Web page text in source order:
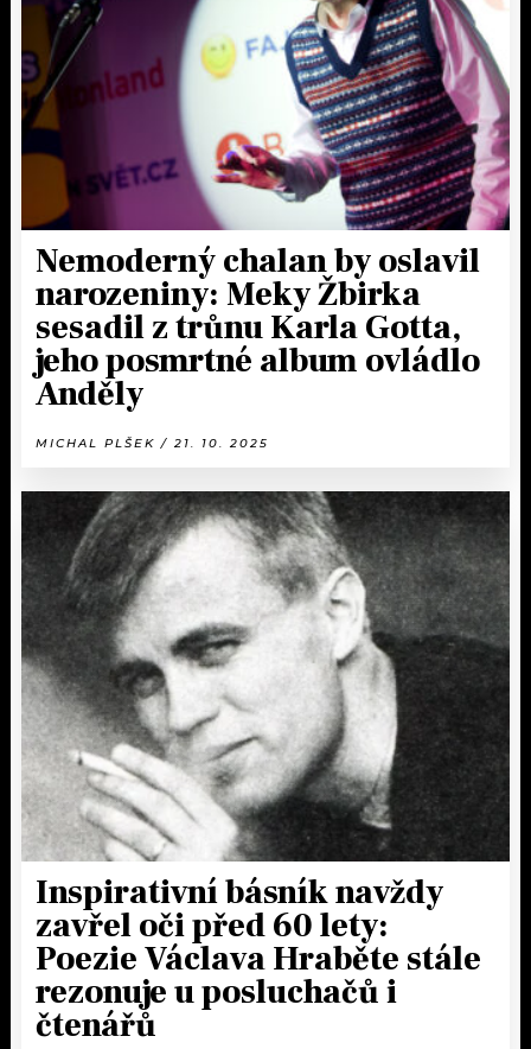
KALENDÁŘ
KVÍZY
VIP
TRENDY
MIX
OSTATNÍ
PROGRAM
PLAYLIST
JAK NALADIT
Nemoderný chalan by oslavil
narozeniny: Meky Žbirka
sesadil z trůnu Karla Gotta,
jeho posmrtné album ovládlo
Anděly
MICHAL PLŠEK / 21. 10. 2025
Inspirativní básník navždy
zavřel oči před 60 lety:
Poezie Václava Hraběte stále
rezonuje u posluchačů i
čtenářů